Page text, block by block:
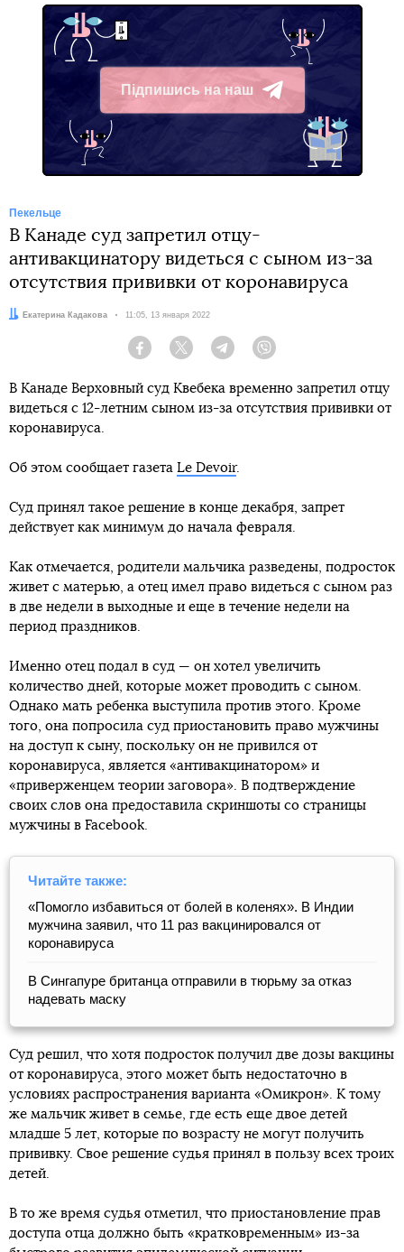
Підпишись на наш
Telegram
Пекельце
В Канаде суд запретил отцу-
антивакцинатору видеться с сыном из-за
отсутствия прививки от коронавируса
Автор:Екатерина Кадакова Дата:
11:05, 13 января 2022
Facebook Twitter Telegram
В Канаде Верховный суд Квебека временно запретил отцу
видеться с 12-летним сыном из-за отсутствия прививки от
коронавируса.
Об этом сообщает газета Le Devoir.
Суд принял такое решение в конце декабря, запрет
действует как минимум до начала февраля.
Как отмечается, родители мальчика разведены, подросток
живет с матерью, а отец имел право видеться с сыном раз
в две недели в выходные и еще в течение недели на
период праздников.
Именно отец подал в суд — он хотел увеличить
количество дней, которые может проводить с сыном.
Однако мать ребенка выступила против этого. Кроме
того, она попросила суд приостановить право мужчины
на доступ к сыну, поскольку он не привился от
коронавируса, является «антивакцинатором» и
«приверженцем теории заговора». В подтверждение
своих слов она предоставила скриншоты со страницы
мужчины в Facebook.
Читайте также:
«Помогло избавиться от болей в коленях». В Индии
мужчина заявил, что 11 раз вакцинировался от
коронавируса
В Сингапуре британца отправили в тюрьму за отказ
надевать маску
Суд решил, что хотя подросток получил две дозы вакцины
от коронавируса, этого может быть недостаточно в
условиях распространения варианта «Омикрон». К тому
же мальчик живет в семье, где есть еще двое детей
младше 5 лет, которые по возрасту не могут получить
прививку. Свое решение судья принял в пользу всех троих
детей.
В то же время судья отметил, что приостановление прав
доступа отца должно быть «кратковременным» из-за